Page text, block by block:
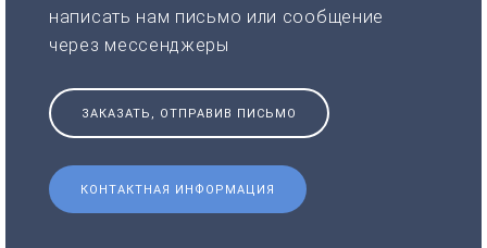
написать нам письмо или сообщение
через мессенджеры
ЗАКАЗАТЬ, ОТПРАВИВ ПИСЬМО
КОНТАКТНАЯ ИНФОРМАЦИЯ